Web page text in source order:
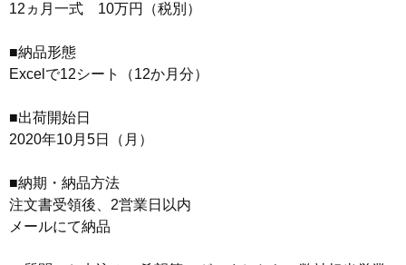
12ヵ月一式 10万円（税別）
■納品形態
Excelで12シート（12か月分）
■出荷開始日
2020年10月5日（月）
■納期・納品方法
注文書受領後、2営業日以内
メールにて納品